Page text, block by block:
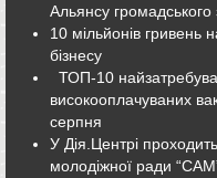
Альянсу громадського
10 мільйонів гривень
бізнесу
ТОП-10
високооплачуваних
серпня
У Дія.Центрі
молодіжної ради